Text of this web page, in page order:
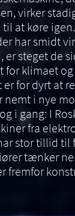
virker
at køre
har smidt
er steget de
for klimaet
er for dyrt at
nemt i nye
i gang: I
fra
stor tillid til
tænker
fremfor